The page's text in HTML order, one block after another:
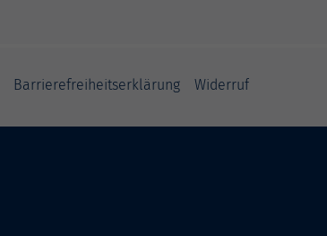
Barrierefreiheitserklärung Widerruf